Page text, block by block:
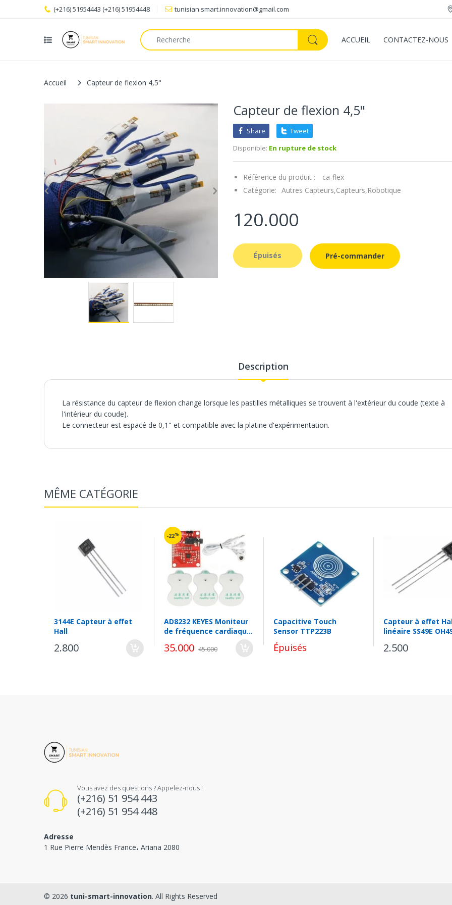
(+216) 51954443 (+216) 51954448 tunisian.smart.innovation@gmail.com
ACCUEIL CONTACTEZ-NOUS
Accueil Capteur de flexion 4,5"
Capteur de flexion 4,5"
Share
Tweet
Disponible: En rupture de stock
Référence du produit :
ca-flex
Catégorie: Autres Capteurs,Capteurs,Robotique
120.000
Épuisés Pré-commander
Description
La résistance du capteur de flexion change lorsque les pastilles métalliques se trouvent à l'extérieur du coude (texte à
l'intérieur du coude).
Le connecteur est espacé de 0,1" et compatible avec la platine d'expérimentation.
l'intérieur du coude).
MÊME CATÉGORIE
3144E Capteur à effet
Hall
2.800
-22%
AD8232 KEYES Moniteur
de fréquence cardiaque
35.000 45.000
Capacitive Touch
Sensor TTP223B
Épuisés
Capteur à effet
linéaire SS49E
2.500
Vous avez des questions ? Appelez-nous !
(+216) 51 954 443
(+216) 51 954 448
Adresse
1 Rue Pierre Mendès France، Ariana 2080
© 2026 tuni-smart-innovation. All Rights Reserved